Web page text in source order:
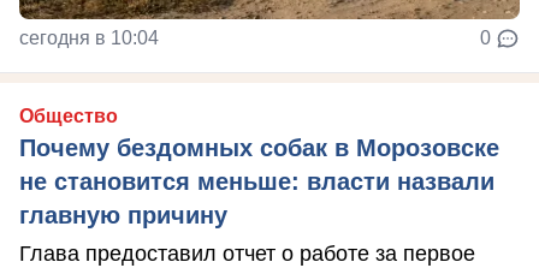
сегодня в 10:04 0
Общество
Почему бездомных собак в Морозовске
не становится меньше: власти назвали
главную причину
Глава предоставил отчет о работе за первое